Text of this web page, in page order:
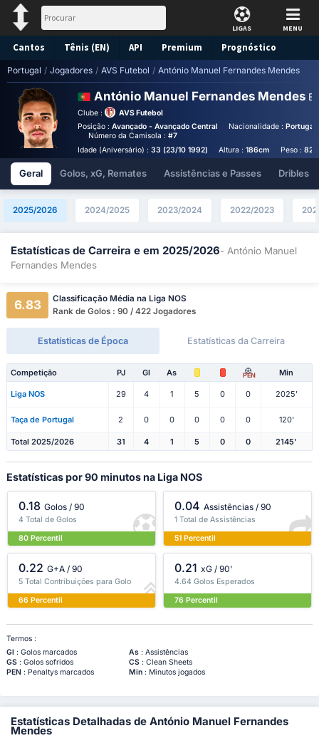
LIGAS MENU
Cantos Tênis (EN) API Premium Prognóstico
Portugal / Jogadores / AVS Futebol / António Manuel Fernandes Mendes
António Manuel Fernandes Mendes
Clube :
AVS Futebol
Posição : Avançado - Avançado Central Nacionalidade :Portugal
Número da Camisola :#7
Idade (Aniversário) : 33 (23/10 1992) Altura :186cm Peso :
Geral Golos, xG, Remates Assistências e Passes Dribles
2025/2026 2024/2025 2023/2024 2022/2023
Estatísticas de Carreira e em 2025/2026- António Manuel
Fernandes Mendes
6.83
Classificação Média na Liga NOS
Rank de Golos : 90 / 422 Jogadores
Estatísticas de Época Estatísticas da Carreira
Competição PJ Gl As PEN Min
Liga NOS 29 4 1 5 0 0 2025'
Taça de Portugal 2 0 0 0 0 0 120'
Total 2025/2026 31 4 1 5 0 0 2145'
Estatísticas por 90 minutos na Liga NOS
0.18 Golos / 90
4 Total de Golos
80 Percentil
0.04 Assistências / 90
1 Total de Assistências
51 Percentil
0.22 G+A / 90
5 Total Contribuições para Golo
66 Percentil
0.21 xG / 90'
4.64 Golos Esperados
76 Percentil
Termos :
Gl : Golos marcados As: Assistências
GS: Golos sofridos CS: Clean Sheets
PEN: Penaltys marcados Min: Minutos jogados
Estatísticas Detalhadas de António Manuel Fernandes
Mendes